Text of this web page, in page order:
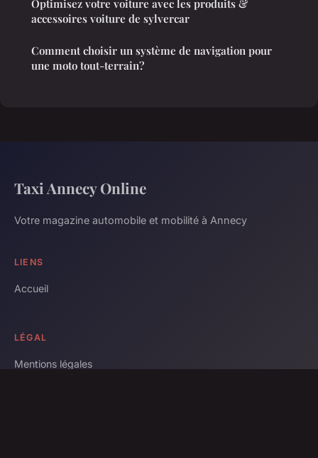
Optimisez votre voiture avec les produits &
accessoires voiture de sylvercar
Comment choisir un système de navigation pour
une moto tout-terrain?
Taxi Annecy Online
Votre magazine automobile et mobilité à Annecy
LIENS
Accueil
LÉGAL
Mentions légales